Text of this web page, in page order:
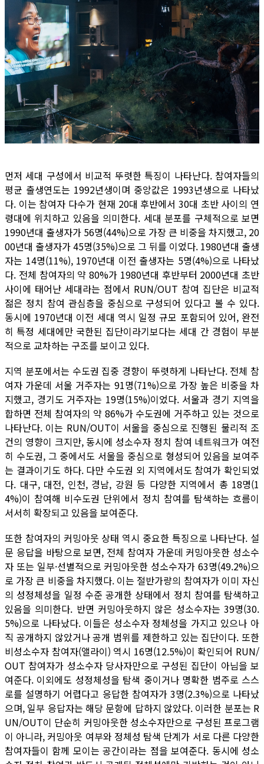
먼저 세대 구성에서 비교적 뚜렷한 특징이 나타난다. 참여자들의
평균 출생연도는 1992년생이며 중앙값은 1993년생으로 나타났
다. 이는 참여자 다수가 현재 20대 후반에서 30대 초반 사이의 연
령대에 위치하고 있음을 의미한다. 세대 분포를 구체적으로 보면
1990년대 출생자가 56명(44%)으로 가장 큰 비중을 차지했고, 20
00년대 출생자가 45명(35%)으로 그 뒤를 이었다. 1980년대 출생
자는 14명(11%), 1970년대 이전 출생자는 5명(4%)으로 나타났
다. 전체 참여자의 약 80%가 1980년대 후반부터 2000년대 초반
사이에 태어난 세대라는 점에서 RUN/OUT 참여 집단은 비교적
젊은 정치 참여 관심층을 중심으로 구성되어 있다고 볼 수 있다.
동시에 1970년대 이전 세대 역시 일정 규모 포함되어 있어, 완전
히 특정 세대에만 국한된 집단이라기보다는 세대 간 경험이 부분
적으로 교차하는 구조를 보이고 있다.
지역 분포에서는 수도권 집중 경향이 뚜렷하게 나타난다. 전체 참
여자 가운데 서울 거주자는 91명(71%)으로 가장 높은 비중을 차
지했고, 경기도 거주자는 19명(15%)이었다. 서울과 경기 지역을
합하면 전체 참여자의 약 86%가 수도권에 거주하고 있는 것으로
나타난다. 이는 RUN/OUT이 서울을 중심으로 진행된 물리적 조
건의 영향이 크지만, 동시에 성소수자 정치 참여 네트워크가 여전
히 수도권, 그 중에서도 서울을 중심으로 형성되어 있음을 보여주
는 결과이기도 하다. 다만 수도권 외 지역에서도 참여가 확인되었
다. 대구, 대전, 인천, 경남, 강원 등 다양한 지역에서 총 18명(1
4%)이 참여해 비수도권 단위에서 정치 참여를 탐색하는 흐름이
서서히 확장되고 있음을 보여준다.
또한 참여자의 커밍아웃 상태 역시 중요한 특징으로 나타난다. 설
문 응답을 바탕으로 보면, 전체 참여자 가운데 커밍아웃한 성소수
자 또는 일부·선별적으로 커밍아웃한 성소수자가 63명(49.2%)으
로 가장 큰 비중을 차지했다. 이는 절반가량의 참여자가 이미 자신
의 성정체성을 일정 수준 공개한 상태에서 정치 참여를 탐색하고
있음을 의미한다. 반면 커밍아웃하지 않은 성소수자는 39명(30.
5%)으로 나타났다. 이들은 성소수자 정체성을 가지고 있으나 아
직 공개하지 않았거나 공개 범위를 제한하고 있는 집단이다. 또한
비성소수자 참여자(앨라이) 역시 16명(12.5%)이 확인되어 RUN/
OUT 참여자가 성소수자 당사자만으로 구성된 집단이 아님을 보
여준다. 이외에도 성정체성을 탐색 중이거나 명확한 범주로 스스
로를 설명하기 어렵다고 응답한 참여자가 3명(2.3%)으로 나타났
으며, 일부 응답자는 해당 문항에 답하지 않았다. 이러한 분포는 R
UN/OUT이 단순히 커밍아웃한 성소수자만으로 구성된 프로그램
이 아니라, 커밍아웃 여부와 정체성 탐색 단계가 서로 다른 다양한
참여자들이 함께 모이는 공간이라는 점을 보여준다. 동시에 성소